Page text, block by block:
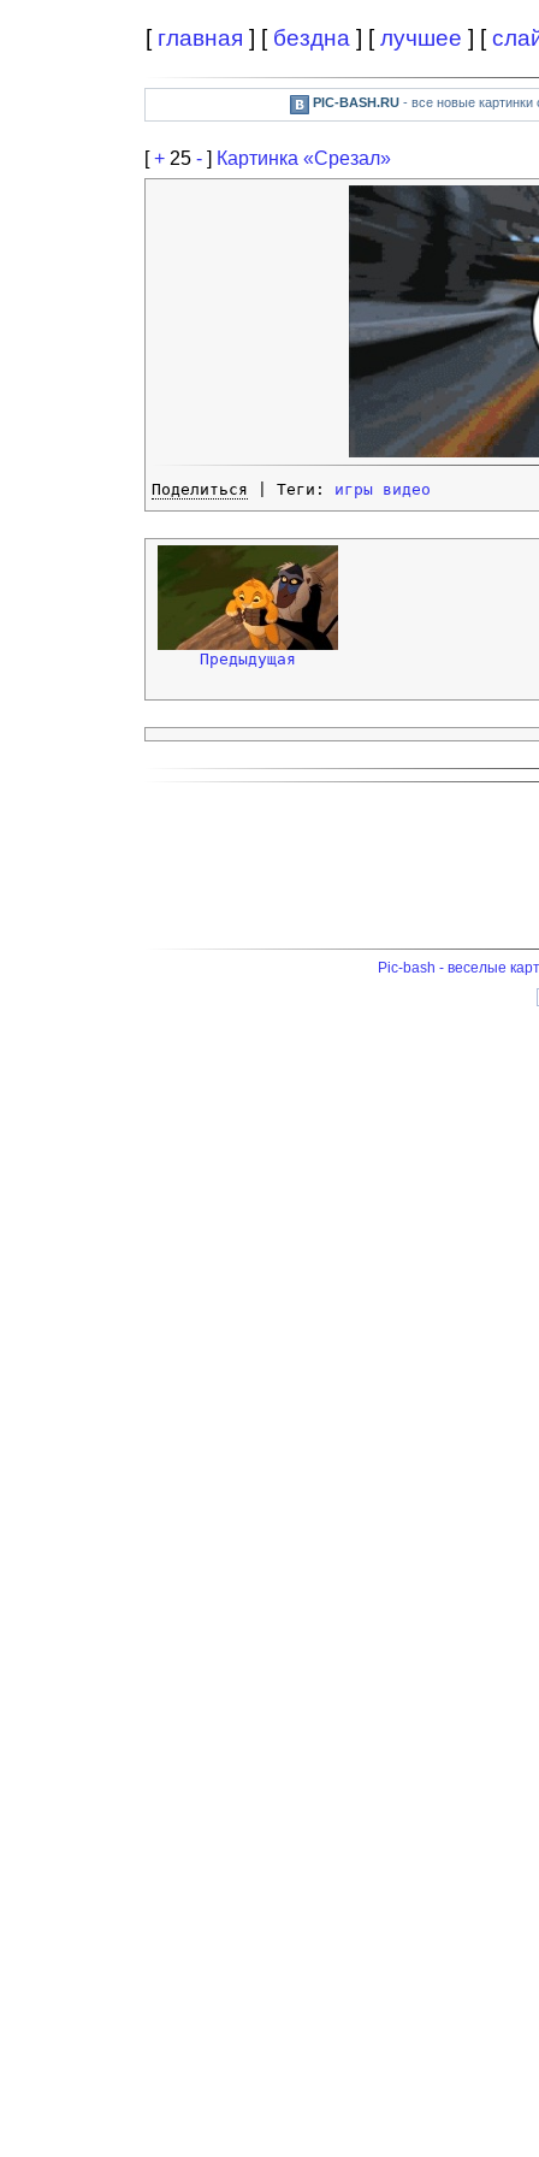
[ главная ] [ бездна ] [лучшее ] [
PIC-BASH.RU- все новые картинки
[+ 25 - ] Картинка «Срезал»
Поделиться | Теги: игры видео
Предыдущая
Pic-bash - веселые